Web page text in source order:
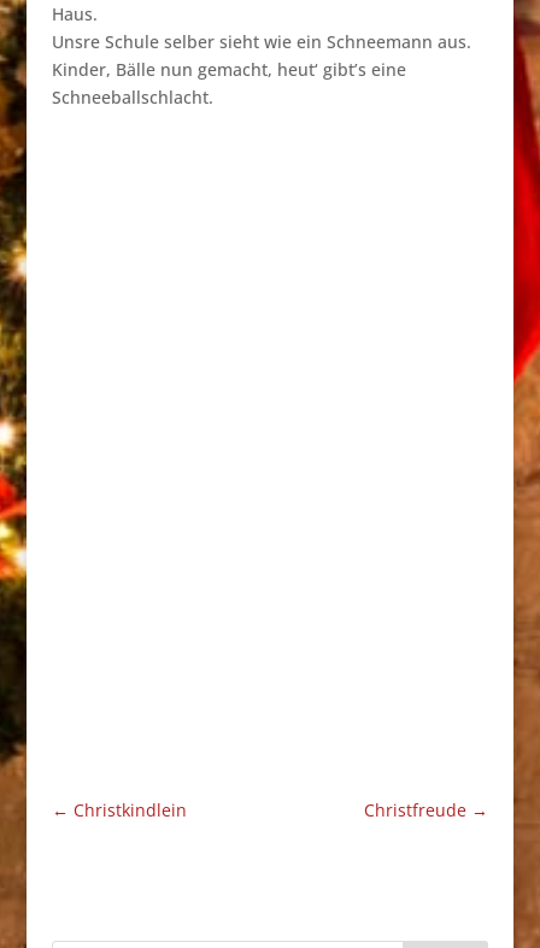
Haus.
Unsre Schule selber sieht wie ein Schneemann aus.
Kinder, Bälle nun gemacht, heut‘ gibt’s eine
Schneeballschlacht.
← Christkindlein Christfreude →